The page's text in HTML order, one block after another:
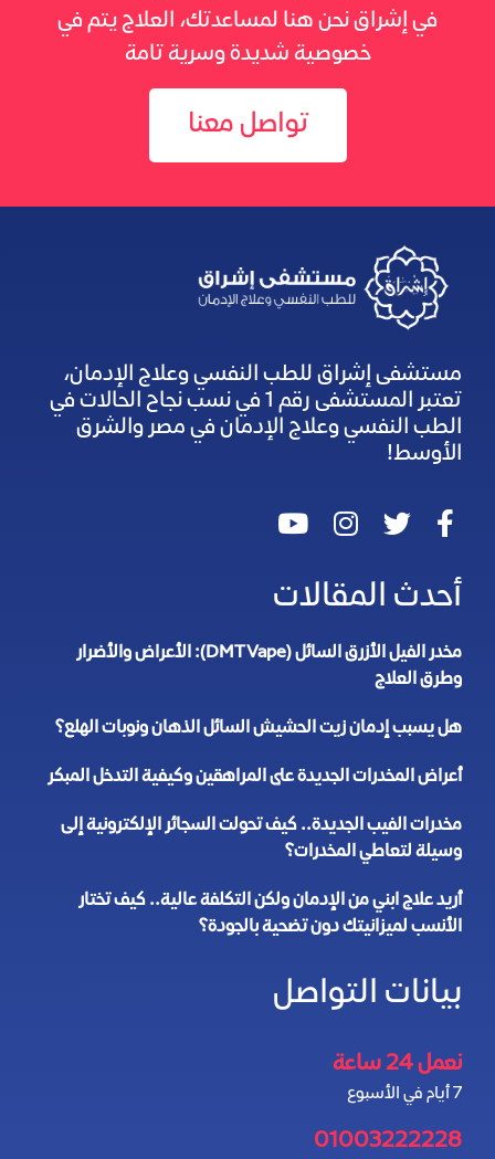
في إشراق نحن هنا لمساعدتك، العلاج يتم في
خصوصية شديدة وسرية تامة
تواصل معنا
مستشفى إشراق للطب النفسي وعلاج الإدمان،
تعتبر المستشفى رقم 1 في نسب نجاح الحالات في
الطب النفسي وعلاج الإدمان في مصر والشرق
الأوسط!
أحدث المقالات
مخدر الفيل الأزرق السائل (DMT Vape): الأعراض والأضرار
وطرق العلاج
هل يسبب إدمان زيت الحشيش السائل الذهان ونوبات الهلع؟
أعراض المخدرات الجديدة على المراهقين وكيفية التدخل المبكر
مخدرات الفيب الجديدة.. كيف تحولت السجائر الإلكترونية إلى
وسيلة لتعاطي المخدرات؟
أريد علاج ابني من الإدمان ولكن التكلفة عالية.. كيف تختار
الأنسب لميزانيتك دون تضحية بالجودة؟
بيانات التواصل
نعمل 24 ساعة
7 أيام في الأسبوع
01003222228